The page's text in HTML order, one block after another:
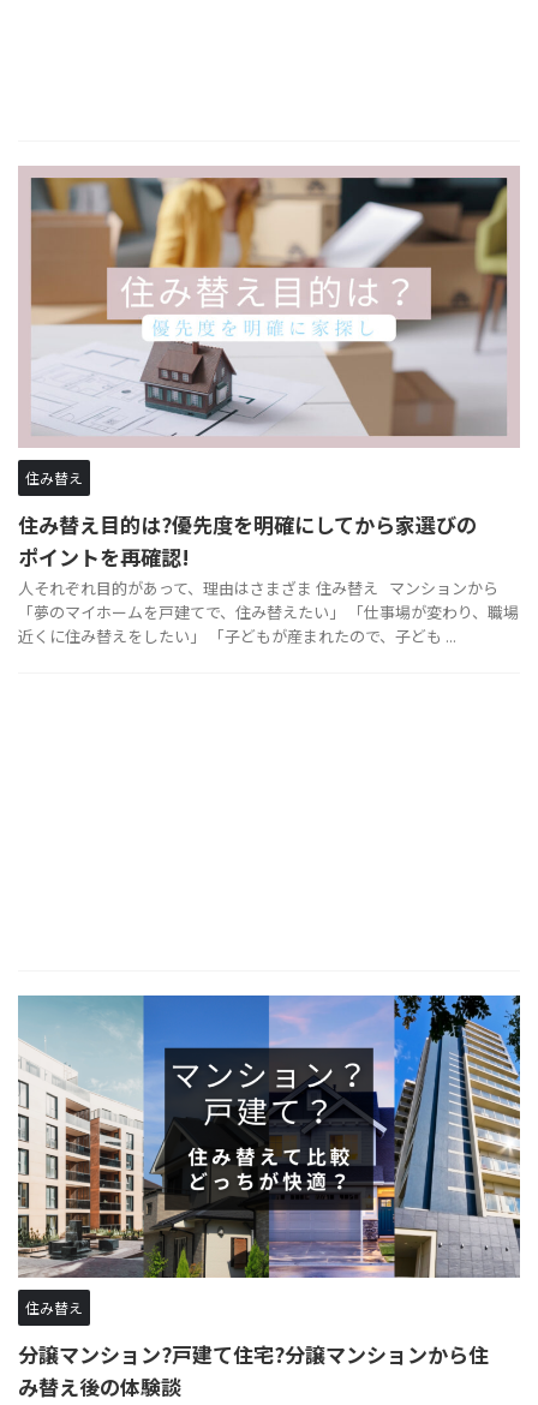
住み替え
住み替え目的は?優先度を明確にしてから家選びの
ポイントを再確認!
人それぞれ目的があって、理由はさまざま 住み替え マンションから
「夢のマイホームを戸建てで、住み替えたい」 「仕事場が変わり、職場
近くに住み替えをしたい」 「子どもが産まれたので、子ども ...
住み替え
分譲マンション?戸建て住宅?分譲マンションから住
み替え後の体験談